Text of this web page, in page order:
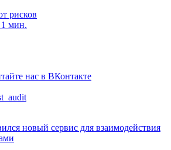
рисков
1 мин.
нас в ВКонтакте
новый сервис для взаимодействия